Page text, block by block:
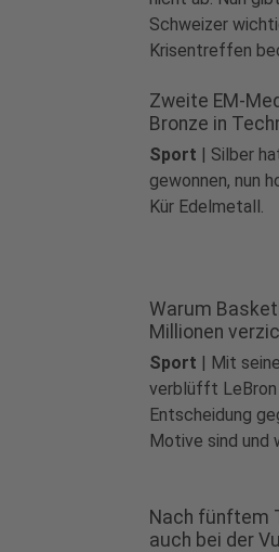
Schweizer
Krisentreffen
Zweite EM-
Bronze in
Sport | Silber
gewonnen, nun
Kür Edelmetall.
Warum
Millionen
Sport | Mit
verblüfft LeBron
Entscheidung
Motive sind und
Nach fünftem
auch bei der